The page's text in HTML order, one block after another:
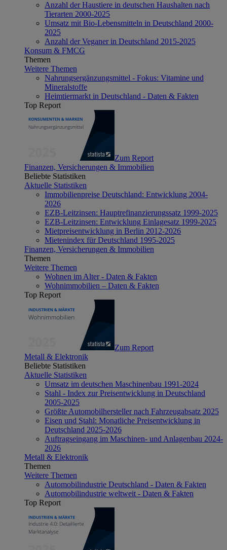
Anzahl der Haustiere in deutschen Haushalten nach
Tierarten 2000-2025
Umsatz mit Bio-Lebensmitteln in Deutschland 2000-
2025
Anzahl der Veganer in Deutschland 2015-2025
Konsum & FMCG
Themen
Weitere Themen
Nahrungsergänzungsmittel - Fokus: Vitamine und
Mineralstoffe
Heimtiermarkt in Deutschland - Daten & Fakten
Top Report
Zum Report
Finanzen, Versicherungen & Immobilien
Beliebte Statistiken
Aktuelle Statistiken
Immobilienpreise Deutschland: Entwicklung 2004-
2026
EZB-Leitzinsen: Hauptrefinanzierungssatz 1999-2025
EZB-Leitzinsen: Entwicklung Einlagesatz 1999-2025
Mietpreisentwicklung in Berlin 2012-2026
Mietenindex für Deutschland 1995-2025
Finanzen, Versicherungen & Immobilien
Themen
Weitere Themen
Wohnen im Alter - Daten & Fakten
Wohnimmobilien – Daten & Fakten
Top Report
Zum Report
Metall & Elektronik
Beliebte Statistiken
Aktuelle Statistiken
Umsatz im deutschen Maschinenbau 1991-2024
Stahl - Index zur Preisentwicklung in Deutschland
2005-2025
Größte Automobilhersteller nach Fahrzeugabsatz 2025
Eisen und Stahl: Monatliche Preisentwicklung in
Deutschland 2025-2026
Auftragseingang im Maschinen- und Anlagenbau 2024-
2026
Metall & Elektronik
Themen
Weitere Themen
Automobilindustrie Deutschland - Daten & Fakten
Automobilindustrie weltweit - Daten & Fakten
Top Report